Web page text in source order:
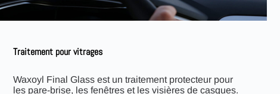
Traitement pour vitrages
Waxoyl Final Glass est un traitement protecteur pour
les pare-brise, les fenêtres et les visières de casques.